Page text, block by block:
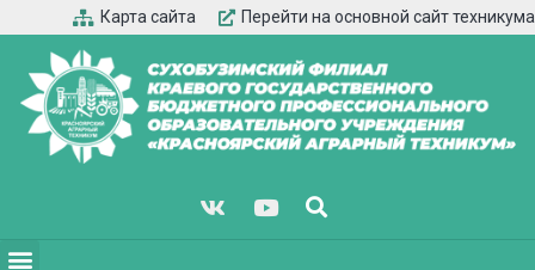
Карта сайта Перейти на основной сайт техникума